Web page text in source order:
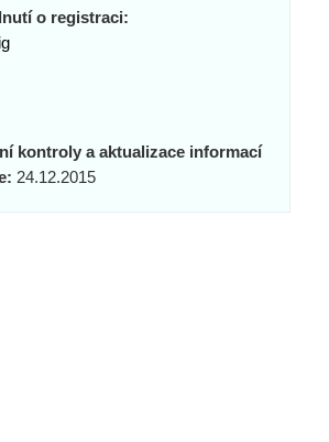
o registraci:
kontroly a aktualizace informací
24.12.2015